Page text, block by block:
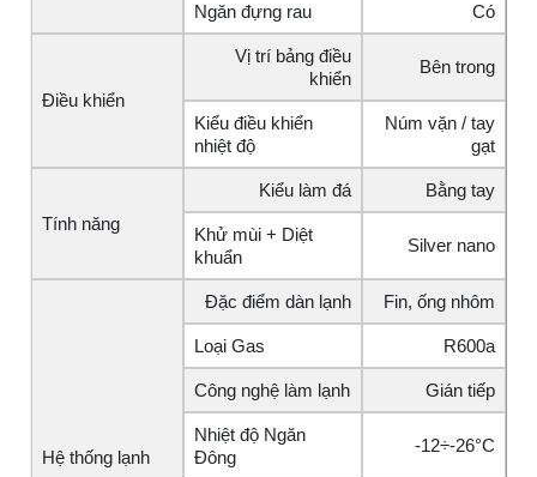
Ngăn đựng rau Có
Điều khiển
Vị trí bảng điều
khiển
Bên trong
Kiểu điều khiển
nhiệt độ
Núm vặn / tay
gạt
Tính năng
Kiểu làm đá Bằng tay
Khử mùi + Diệt
khuẩn
Silver nano
Hệ thống lạnh
Đặc điểm dàn lạnh Fin, ống nhôm
Loại Gas R600a
Công nghệ làm lạnh Gián tiếp
Nhiệt độ Ngăn
Đông
-12÷-26°C